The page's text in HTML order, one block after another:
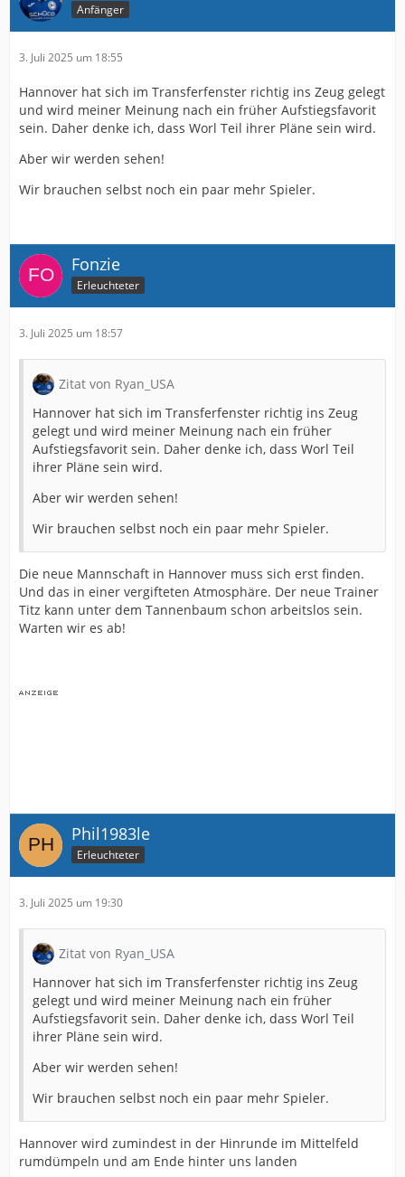
Anfänger
3. Juli 2025 um 18:55
Hannover hat sich im Transferfenster richtig ins Zeug gelegt
und wird meiner Meinung nach ein früher Aufstiegsfavorit
sein. Daher denke ich, dass Worl Teil ihrer Pläne sein wird.
Aber wir werden sehen!
Wir brauchen selbst noch ein paar mehr Spieler.
Fonzie
Erleuchteter
3. Juli 2025 um 18:57
Zitat von Ryan_USA
Hannover hat sich im Transferfenster richtig ins Zeug
gelegt und wird meiner Meinung nach ein früher
Aufstiegsfavorit sein. Daher denke ich, dass Worl Teil
ihrer Pläne sein wird.
Aber wir werden sehen!
Wir brauchen selbst noch ein paar mehr Spieler.
Die neue Mannschaft in Hannover muss sich erst finden.
Und das in einer vergifteten Atmosphäre. Der neue Trainer
Titz kann unter dem Tannenbaum schon arbeitslos sein.
Warten wir es ab!
Phil1983le
Erleuchteter
3. Juli 2025 um 19:30
Zitat von Ryan_USA
Hannover hat sich im Transferfenster richtig ins Zeug
gelegt und wird meiner Meinung nach ein früher
Aufstiegsfavorit sein. Daher denke ich, dass Worl Teil
ihrer Pläne sein wird.
Aber wir werden sehen!
Wir brauchen selbst noch ein paar mehr Spieler.
Hannover wird zumindest in der Hinrunde im Mittelfeld
rumdümpeln und am Ende hinter uns landen